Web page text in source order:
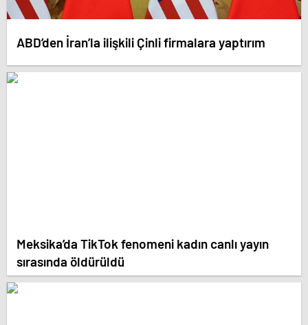
ABD’den İran’la ilişkili Çinli firmalara yaptırım
Meksika’da TikTok fenomeni kadın canlı yayın
sırasında öldürüldü